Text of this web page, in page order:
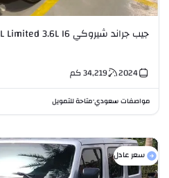
جيب جراند شيروكي L Limited 3.6L I6
2024
34,219كم
مواصفات سعودي•متاحة للتمويل
سعر عادل